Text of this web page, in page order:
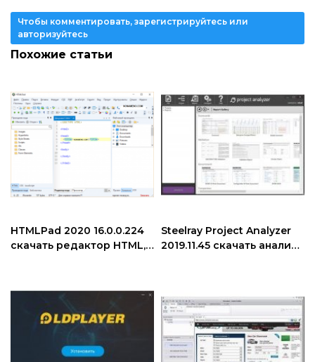
Чтобы комментировать, зарегистрируйтесь или
авторизуйтесь
Похожие статьи
HTMLPad 2020 16.0.0.224
скачать редактор HTML,
Steelray Project Analyzer
2019.11.45 скачать анализ